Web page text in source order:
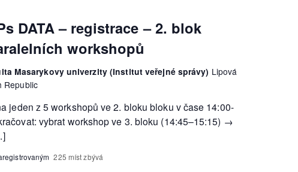
DATA – registrace – 2. blok
workshopů
Masarykovy univerzity (Institut veřejné správy) Lipová
Republic
jeden z 5 workshopů ve 2. bloku bloku v čase 14:00-
vybrat workshop ve 3. bloku (14:45–15:15) →
225 míst zbývá